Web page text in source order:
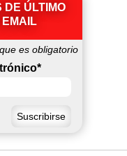
DE ÚLTIMO
EMAIL
es obligatorio
*